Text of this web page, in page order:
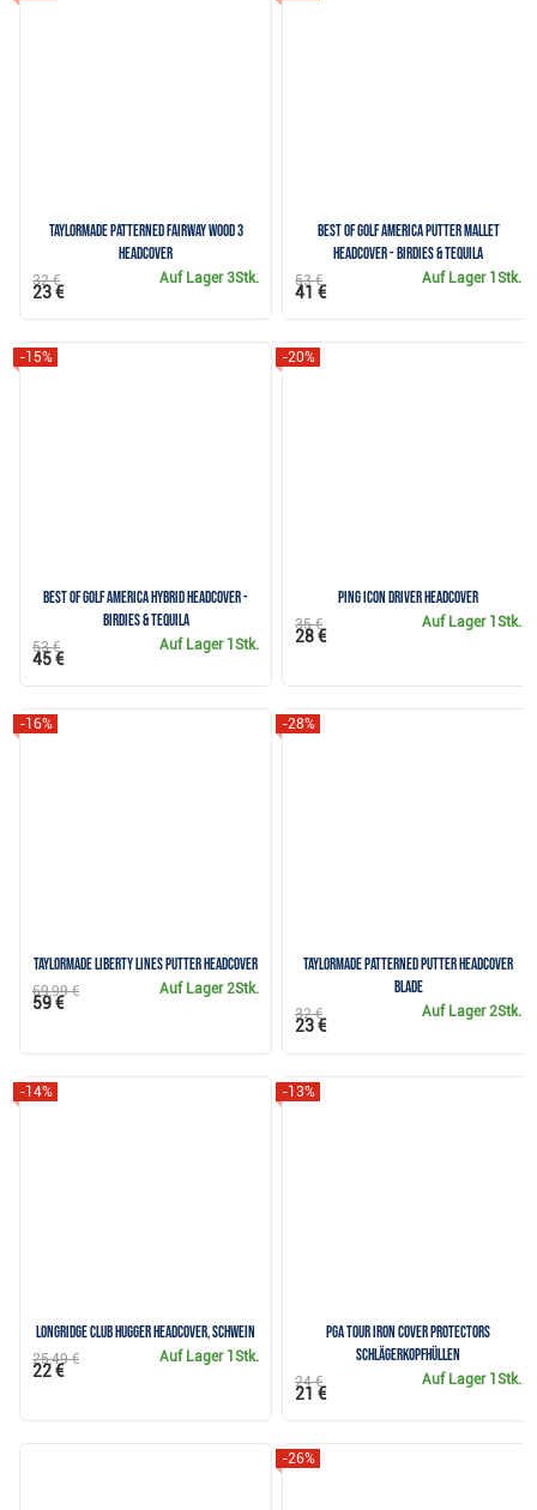
TaylorMade Patterned Fairway Wood 3
Headcover
Auf Lager3Stk.
32 €
23 €
Best of Golf America putter mallet
headcover - Birdies & Tequila
Auf Lager 1Stk.
53 €
41 €
Best of Golf America hybrid headcover -
Birdies & Tequila
-15%
Auf Lager 1Stk.
53 €
45 €
Ping Icon Driver Headcover
-20%
Auf Lager 1Stk.
35 €
28 €
TaylorMade Liberty Lines Putter Headcover
-16%
Auf Lager2Stk.
69,99 €
59 €
TaylorMade Patterned Putter Headcover
Blade
-28%
Auf Lager2Stk.
32 €
23 €
Longridge Club Hugger Headcover, Schwein
-14%
Auf Lager 1Stk.
25,49 €
22 €
PGA Tour Iron Cover Protectors
Schlägerkopfhüllen
-13%
Auf Lager 1Stk.
24 €
21 €
-26%